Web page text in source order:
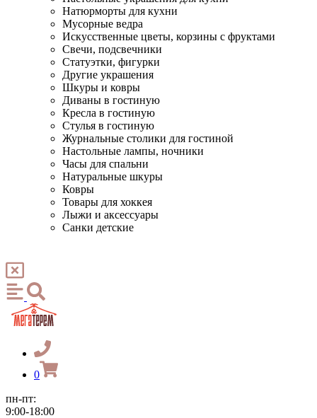
Натюрморты для кухни
Мусорные ведра
Искусственные цветы, корзины с фруктами
Свечи, подсвечники
Статуэтки, фигурки
Другие украшения
Шкуры и ковры
Диваны в гостиную
Кресла в гостиную
Стулья в гостиную
Журнальные столики для гостиной
Настольные лампы, ночники
Часы для спальни
Натуральные шкуры
Ковры
Товары для хоккея
Лыжи и аксессуары
Санки детские
0
пн-пт:
9:00-18:00